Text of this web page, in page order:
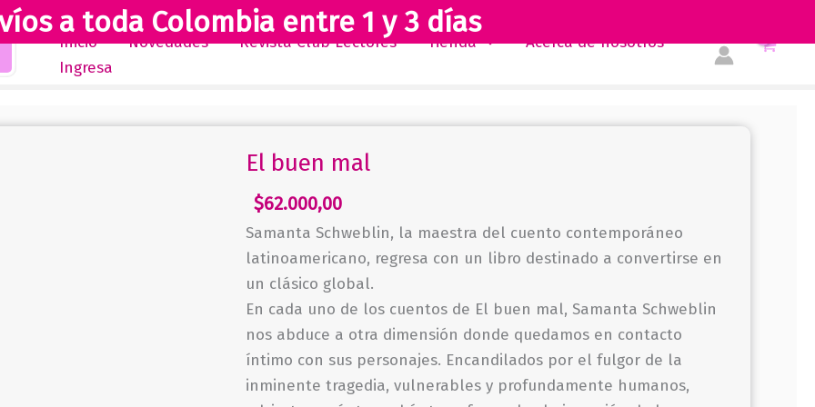
a toda Colombia entre 1 y 3 días
Inicio Novedades Revista Club Lectores Tienda
Acerca de nosotros
Ingresa
El buen mal
$62.000,00
Samanta Schweblin, la maestra del cuento contemporáneo
latinoamericano, regresa con un libro destinado a convertirse en
un clásico global.
En cada uno de los cuentos de El buen mal, Samanta Schweblin
nos abduce a otra dimensión donde quedamos en contacto
íntimo con sus personajes. Encandilados por el fulgor de la
inminente tragedia, vulnerables y profundamente humanos,